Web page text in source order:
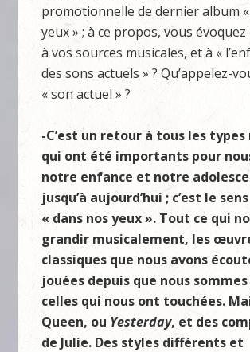
promotionnelle de dernier album
yeux » ; à ce propos, vous
à vos sources musicales, et à «
des sons actuels » ? Qu’appelez-
« son actuel » ?
-C’est un retour à tous les types
qui ont été importants pour
notre enfance et notre
jusqu’à aujourd’hui ; c’est le
« dans nos yeux ». Tout ce qui
grandir musicalement, les
classiques que nous avons
jouées depuis que nous
celles qui nous ont touchées.
Queen, ouYesterday, et des
de Julie. Des styles différents et